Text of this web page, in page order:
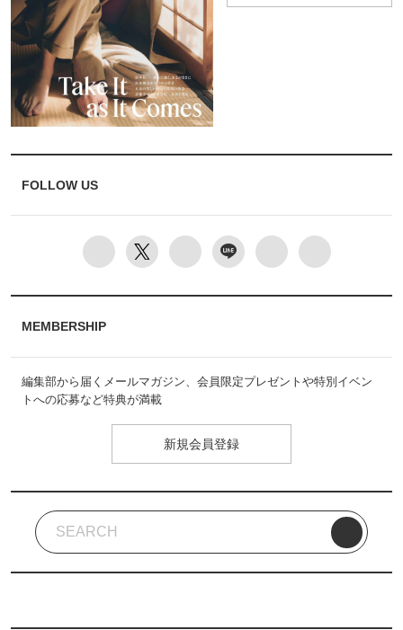
FOLLOW US
MEMBERSHIP
編集部から届くメールマガジン、会員限定プレゼントや特別イベン
トへの応募など特典が満載
新規会員登録